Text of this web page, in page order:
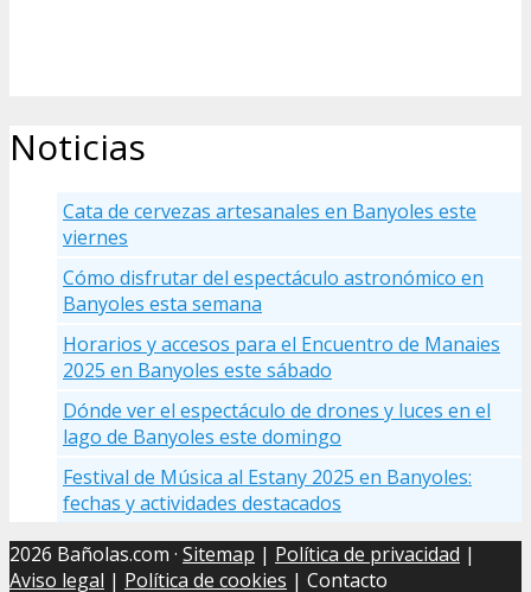
Noticias
Cata de cervezas artesanales en Banyoles este
viernes
Cómo disfrutar del espectáculo astronómico en
Banyoles esta semana
Horarios y accesos para el Encuentro de Manaies
2025 en Banyoles este sábado
Dónde ver el espectáculo de drones y luces en el
lago de Banyoles este domingo
Festival de Música al Estany 2025 en Banyoles:
fechas y actividades destacados
2026 Bañolas.com · Sitemap | Política de privacidad |
Aviso legal | Política de cookies | Contacto